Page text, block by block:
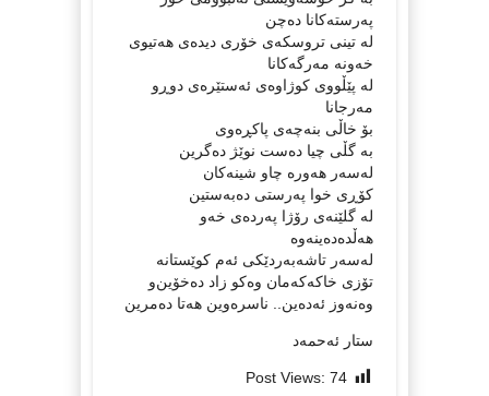
په‌رسته‌كانا ده‌چن
له‌ تینی تروسكه‌ی خۆری دیده‌ی هه‌تیوی
خه‌ونه‌ مه‌رگه‌كانا
له‌ پێڵووی كوژاوه‌ی ئه‌ستێره‌ی دوڕو
مه‌رجانا
بۆ خاڵی بنه‌چه‌ی پاكڕه‌وی
به‌ گڵی چیا ده‌ست نوێژ ده‌گرین
له‌سه‌ر هه‌وره‌ چاو شینه‌كان
كۆڕی خوا په‌رستی ده‌به‌ستین
له‌ گلێنه‌ی رۆژا په‌رده‌ی خه‌و
هه‌ڵده‌ده‌ینه‌وه‌
له‌سه‌ر تاشه‌به‌ردێكی ئه‌م كوێستانه‌
تۆزی خاكه‌كه‌مان وه‌كو زاد ده‌خۆین‌و
وه‌نه‌وز ئه‌ده‌ین.. ناسره‌وین هه‌تا ده‌مرین
ستار ئەحمەد
Post Views: 74